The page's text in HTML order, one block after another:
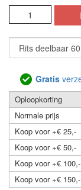
Gratis
Oploopkorting
Normale prijs
Koop voor +€ 25,-
Koop voor +€ 50,-
Koop voor +€ 100,-
Koop voor +€ 150,-